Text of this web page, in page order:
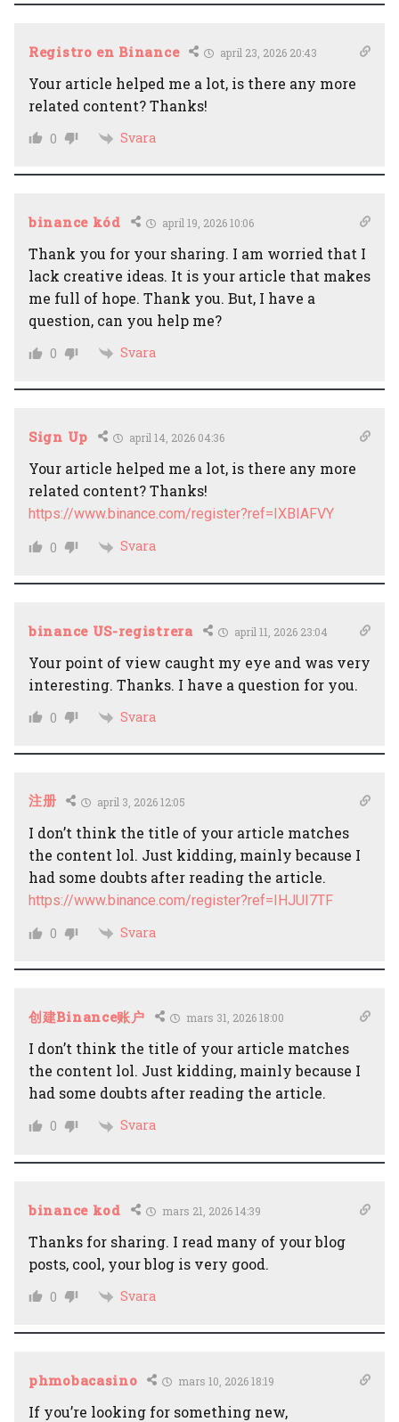
Registro en Binance april 23, 2026 20:43
Your article helped me a lot, is there any more
related content? Thanks!
0 Svara
binance kód april 19, 2026 10:06
Thank you for your sharing. I am worried that I
lack creative ideas. It is your article that makes
me full of hope. Thank you. But, I have a
question, can you help me?
0 Svara
Sign Up april 14, 2026 04:36
Your article helped me a lot, is there any more
related content? Thanks!
https://www.binance.com/register?ref=IXBIAFVY
0
Svara
binance US-registrera april 11, 2026 23:04
Your point of view caught my eye and was very
interesting. Thanks. I have a question for you.
0 Svara
注册 april 3, 2026 12:05
I don’t think the title of your article matches
the content lol. Just kidding, mainly because I
had some doubts after reading the article.
https://www.binance.com/register?ref=IHJUI7TF
0
Svara
创建Binance账户 mars 31, 2026 18:00
I don’t think the title of your article matches
the content lol. Just kidding, mainly because I
had some doubts after reading the article.
0 Svara
binance kod mars 21, 2026 14:39
Thanks for sharing. I read many of your blog
posts, cool, your blog is very good.
0 Svara
phmobacasino mars 10, 2026 18:19
If you’re looking for something new,